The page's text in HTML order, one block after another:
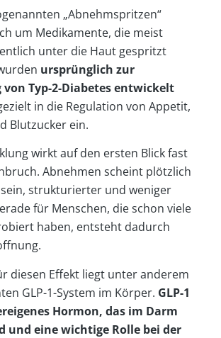
„Abnehmspritzen“
um Medikamente, die meist
unter die Haut gespritzt
ursprünglich zur
Typ-2-Diabetes entwickelt
in die Regulation von Appetit,
Blutzucker ein.
wirkt auf den ersten Blick fast
Abnehmen scheint plötzlich
strukturierter und weniger
für Menschen, die schon viele
haben, entsteht dadurch
diesen Effekt liegt unter anderem
GLP-1-System im Körper. GLP-1
Hormon, das im Darm
und eine wichtige Rolle bei der